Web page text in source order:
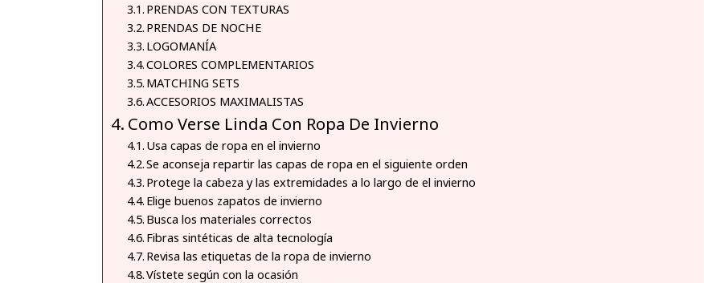
PRENDAS CON TEXTURAS
PRENDAS DE NOCHE
LOGOMANÍA
COLORES COMPLEMENTARIOS
MATCHING SETS
ACCESORIOS MAXIMALISTAS
Como Verse Linda Con Ropa De Invierno
Usa capas de ropa en el invierno
Se aconseja repartir las capas de ropa en el siguiente orden
Protege la cabeza y las extremidades a lo largo de el invierno
Elige buenos zapatos de invierno
Busca los materiales correctos
Fibras sintéticas de alta tecnología
Revisa las etiquetas de la ropa de invierno
Vístete según con la ocasión